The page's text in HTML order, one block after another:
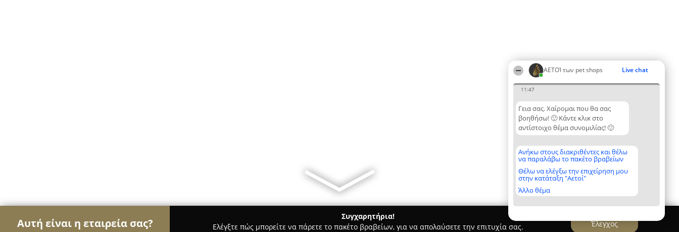
ΑΕΤΟΊ των pet shops Live chat
11:47
Γεια σας. Χαίρομαι που θα σας
βοηθήσω! 🙂 Κάντε κλικ στο
αντίστοιχο θέμα συνομιλίας! 🙂
Ανήκω στους διακριθέντες και θέλω
να παραλάβω το πακέτο βραβείων
Θέλω να ελέγξω την επιχείρηση μου
στην κατάταξη "Αετοί"
Άλλο θέμα
Αυτή είναι η εταιρεία σας?
Συγχαρητήρια!
Ελέγξτε πώς μπορείτε να πάρετε το πακέτο βραβείων, για να απολαύσετε την επιτυχία σας.
Έλεγχος